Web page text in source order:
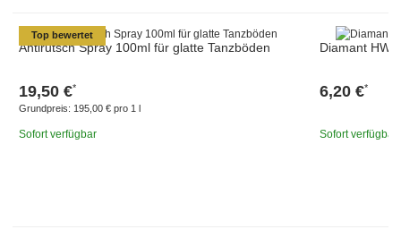
Top bewertet
Antirutsch Spray 100ml für glatte Tanzböden
19,50 €*
Grundpreis: 195,00 € pro 1 l
Sofort verfügbar
Diamant
6,20 €*
Sofort verfügbar